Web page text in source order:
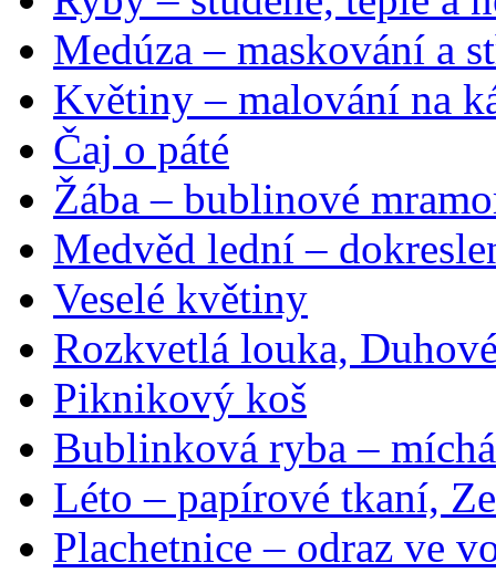
Medúza – maskování a
Květiny – malování na
Čaj o páté
Žába – bublinové
Medvěd lední –
Veselé květiny
Rozkvetlá louka,
Piknikový koš
Bublinková ryba –
Léto – papírové tkaní,
Plachetnice – odraz ve